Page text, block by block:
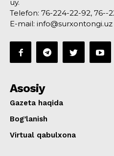
uy.
Telefon: 76-224-22-92, 76--
E-mail: info@surxontongi.uz
Asosiy
Gazeta haqida
Bog’lanish
Virtual qabulxona